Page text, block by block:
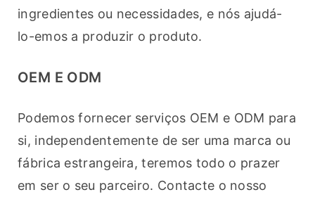
ingredientes ou necessidades, e nós ajudá-
lo-emos a produzir o produto.
OEM E ODM
Podemos fornecer serviços OEM e ODM para
si, independentemente de ser uma marca ou
fábrica estrangeira, teremos todo o prazer
em ser o seu parceiro. Contacte o nosso